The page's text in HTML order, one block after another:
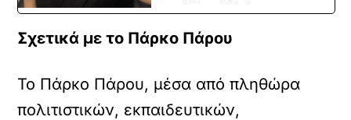
Σχετικά με το Πάρκο Πάρου
Το Πάρκο Πάρου, μέσα από πληθώρα
πολιτιστικών, εκπαιδευτικών,